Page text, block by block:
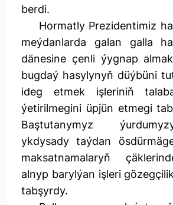
berdi.
Hormatly Prezidentimiz
meýdanlarda galan galla
dänesine çenli ýygnap
bugdaý hasylynyň düýbüni
ideg etmek işleriniň
ýetirilmegini üpjün etmegi
Baştutanymyz
ykdysady taýdan
maksatnamalaryň
alnyp barylýan işleri
tabşyrdy.